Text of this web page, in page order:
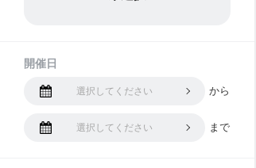
開催日
選択してください から
選択してください まで